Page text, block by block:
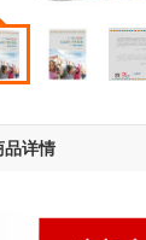
品详情